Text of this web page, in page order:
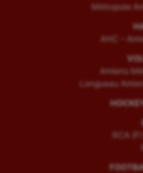
Métropole
AHC –
Amiens
Longueau
RCA